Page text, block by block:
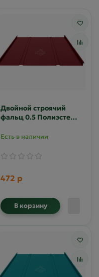
Двойной строячий
фальц 0.5 Полиэстер
Есть в наличии
472 р
В корзину